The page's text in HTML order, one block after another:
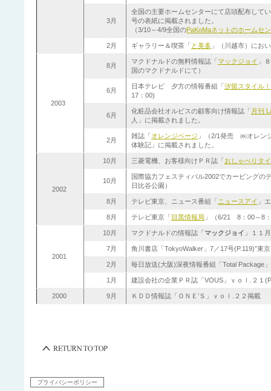
3月
全国の主要ホームセンターにて店頭配布して
号の表紙に掲載されました
（3/10～4/9全国のPaKoMaネットのホームセ
2月 ギャラリー＆喫茶「 と美多 」（川越市）にお
2003
8月
マクドナルドの無料情報誌「マックジョイ 」
国のマクドナルドにて）
6月
日本テレビ 夕方の情報番組「汐留スタイル！
17：00)
6月
化粧品会社オルビスの顧客向け情報誌「 月刊
人」に掲載されました。
2月
雑誌「オレンジページ 」（2/1発売 ㈱オレン
体験記」に掲載されました。
2002
10月 三菱電機、お客様向けＰＲ誌「おしゃべりタ
10月
国際協力フェスティバル2002でカービングの
日比谷公園）
8月 テレビ東京、ニュース番組「 ニュースアイ 」
8月 テレビ東京「目黒情報局 」（6/21 8：00～8
2001
10月 マクドナルドの情報誌「マックジョイ 」１１
7月 角川書店「TokyoWalker」7／17号(P.119)”東
2月 毎日放送(大阪)深夜情報番組「Total Package
1月 建設会社の企業ＰＲ誌「VOUS」ｖｏｌ.２１
2000 9月 ＫＤＤ情報誌「ＯＮＥ’Ｓ」ｖｏｌ.２２掲載
プライバシーポリシー